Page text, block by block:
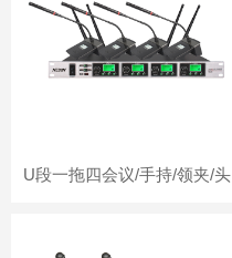
U段一拖四会议/手持/领夹/头